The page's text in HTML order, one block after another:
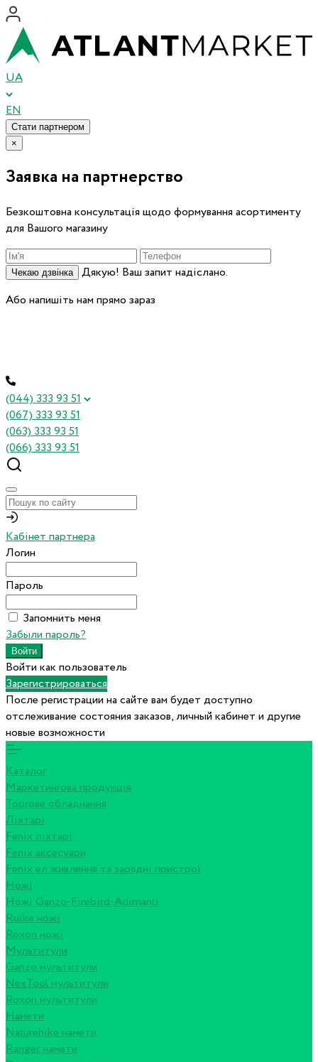
UA
EN
Стати партнером
×
Заявка на партнерство
Безкоштовна консультація щодо формування асортименту
для Вашого магазину
Чекаю дзвінка
Дякую! Ваш запит надіслано.
Або напишіть нам прямо зараз
(044) 333 93 51
(067) 333 93 51
(063) 333 93 51
(066) 333 93 51
Кабінет партнера
Логин
Пароль
Запомнить меня
Забыли пароль?
Войти как пользователь
Зарегистрироваться
После регистрации на сайте вам будет доступно
отслеживание состояния заказов, личный кабинет и другие
новые возможности
Каталог
Маркетингова продукція
Торгове обладнання
Ліхтарі
Fenix ліхтарі
Fenix аксесуари
Fenix ел живлення та зарядні пристрої
Ножі
Ножі Ganzo-Firebird-Adimanti
Ruike ножі
Roxon ножi
Мультитули
Ganzo мультитули
NexTool мультитули
Roxon мультитули
Намети
Naturehike намети
Ranger намети